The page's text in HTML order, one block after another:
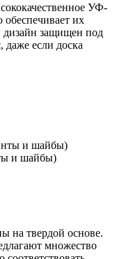
УФ-
их
дизайн защищен под
даже если доска
и шайбы)
и шайбы)
на твердой основе.
множество